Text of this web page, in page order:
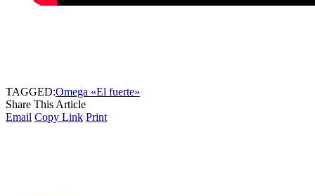
TAGGED:Omega «El fuerte»
Share This Article
Email Copy Link Print